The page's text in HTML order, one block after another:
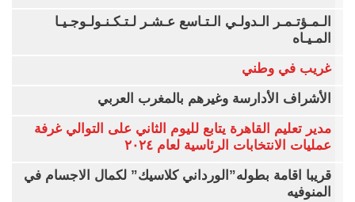
الـمـؤتـمـر الـدولـي الـتـاسع عـشـر لـتـكـنـولـوجـيـا
المـيـاه
غريب في وطني
الأشراف الأدارسة وغيرهم بالمغرب العربي
مدير تعليم القاهرة يتابع لليوم الثاني على التوالي غرفة
عمليات الانتخابات الرئاسية لعام ٢٠٢٤
قريبا اقامة بطوله”الورداني كلاسيك” لكمال الاجسام في
المنوفيه